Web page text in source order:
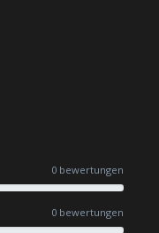
0 bewertungen
0 bewertungen